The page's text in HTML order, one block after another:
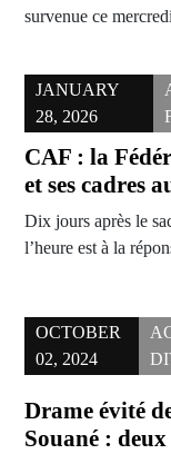
survenue ce
JANUARY
28, 2026
CAF : la
et ses cadres
Dix jours après le
l’heure est à la
OCTOBER
02, 2024
Drame évité
Souané :